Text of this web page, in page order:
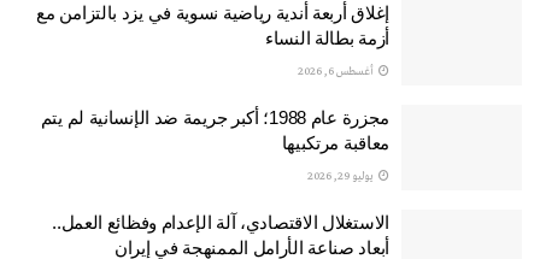
إغلاق أربعة أندية رياضية نسوية في يزد بالتزامن مع
أزمة بطالة النساء
أغسطس 6, 2026
مجزرة عام 1988؛ أكبر جريمة ضد الإنسانية لم يتم
معاقبة مرتكبيها
يوليو 29, 2026
الاستغلال الاقتصادي، آلة الإعدام وفظائع العمل..
أبعاد صناعة الأرامل الممنهجة في إيران